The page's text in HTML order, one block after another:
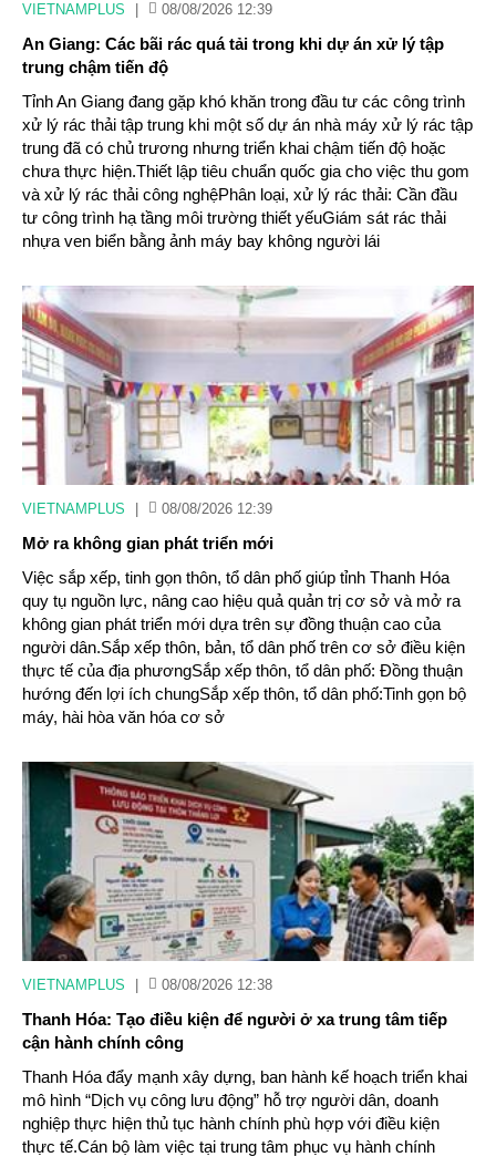
VIETNAMPLUS 08/08/2026 12:39
An Giang: Các bãi rác quá tải trong khi dự án xử lý tập
trung chậm tiến độ
Tỉnh An Giang đang gặp khó khăn trong đầu tư các công trình
xử lý rác thải tập trung khi một số dự án nhà máy xử lý rác tập
trung đã có chủ trương nhưng triển khai chậm tiến độ hoặc
chưa thực hiện.Thiết lập tiêu chuẩn quốc gia cho việc thu gom
và xử lý rác thải công nghệPhân loại, xử lý rác thải: Cần đầu
tư công trình hạ tầng môi trường thiết yếuGiám sát rác thải
nhựa ven biển bằng ảnh máy bay không người lái
VIETNAMPLUS 08/08/2026 12:39
Mở ra không gian phát triển mới
Việc sắp xếp, tinh gọn thôn, tổ dân phố giúp tỉnh Thanh Hóa
quy tụ nguồn lực, nâng cao hiệu quả quản trị cơ sở và mở ra
không gian phát triển mới dựa trên sự đồng thuận cao của
người dân.Sắp xếp thôn, bản, tổ dân phố trên cơ sở điều kiện
thực tế của địa phươngSắp xếp thôn, tổ dân phố: Đồng thuận
hướng đến lợi ích chungSắp xếp thôn, tổ dân phố:Tinh gọn bộ
máy, hài hòa văn hóa cơ sở
VIETNAMPLUS 08/08/2026 12:38
Thanh Hóa: Tạo điều kiện để người ở xa trung tâm tiếp
cận hành chính công
Thanh Hóa đẩy mạnh xây dựng, ban hành kế hoạch triển khai
mô hình “Dịch vụ công lưu động” hỗ trợ người dân, doanh
nghiệp thực hiện thủ tục hành chính phù hợp với điều kiện
thực tế.Cán bộ làm việc tại trung tâm phục vụ hành chính